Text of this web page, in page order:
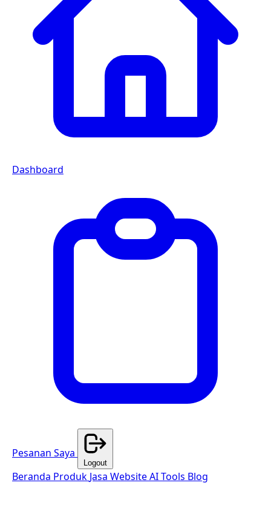
Dashboard
Pesanan Saya
Logout
Beranda Produk Jasa WebsiteAI Tools Blog